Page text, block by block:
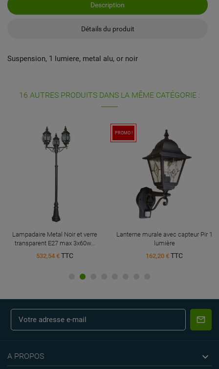
Description
Détails du produit
Suspension, 1 lumiere, metal alu, or noir
16 AUTRES PRODUITS DANS LA MÊME CATÉGORIE :
Lampadaire Metal Noir et verre
transparent E27 max 3x60w...
532,54 € TTC
PROMO !
Lanterne murale avec capteur Pir 1
lumière
162,20 € TTC
A PROPOS 